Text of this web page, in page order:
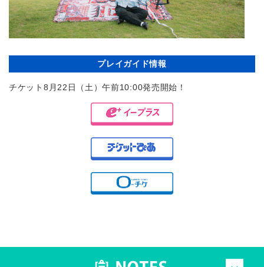
プレイガイド情報
チケット8月22日（土）午前10:00発売開始！